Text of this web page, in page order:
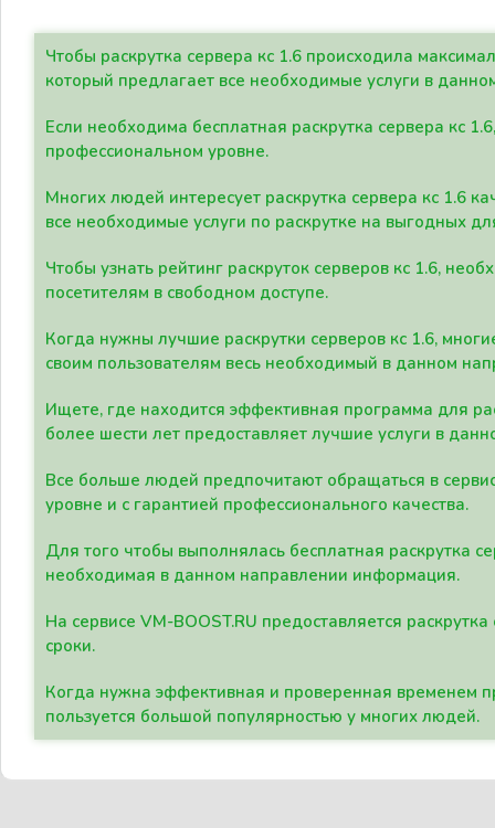
Чтобы раскрутка сервера кс 1.6 происходила
который предлагает все необходимые услуги в
Если необходима бесплатная раскрутка сервера кс
профессиональном уровне.
Многих людей интересует раскрутка сервера кс 1.6
все необходимые услуги по раскрутке на выгодных
Чтобы узнать рейтинг раскруток серверов кс 1.6,
посетителям в свободном доступе.
Когда нужны лучшие раскрутки серверов кс 1.6,
своим пользователям весь необходимый в данном
Ищете, где находится эффективная программа для
более шести лет предоставляет лучшие услуги в
Все больше людей предпочитают обращаться в
уровне и с гарантией профессионального качества.
Для того чтобы выполнялась бесплатная раскрутка
необходимая в данном направлении информация.
На сервисе VM-BOOST.RU предоставляется
сроки.
Когда нужна эффективная и проверенная временем
пользуется большой популярностью у многих людей.